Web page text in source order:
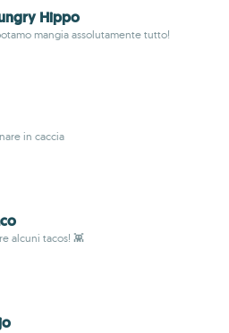
Hippo
mangia assolutamente tutto!
in caccia
alcuni tacos! 👾